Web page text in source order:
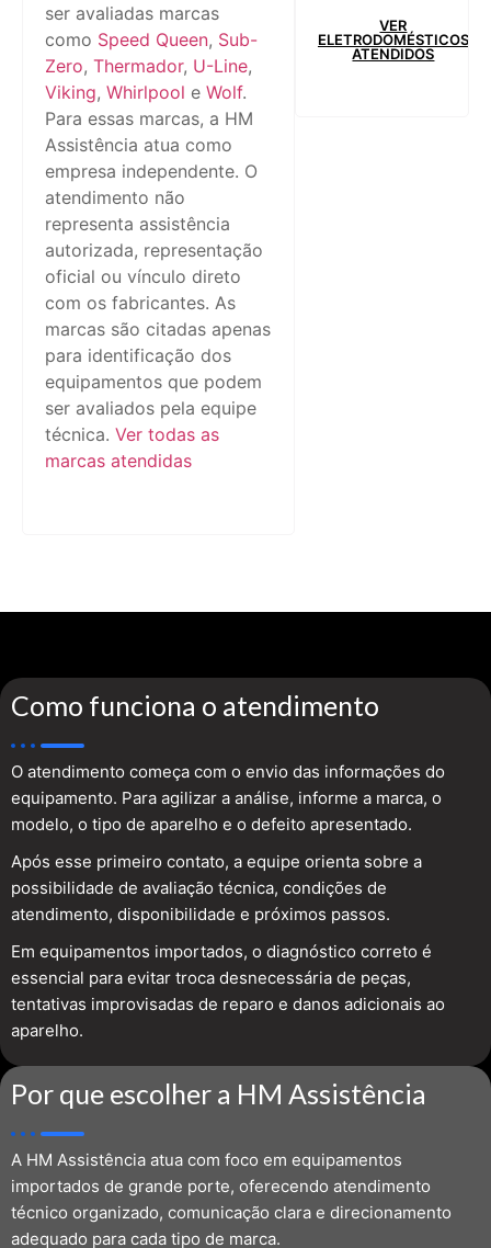
ser avaliadas marcas
como Speed Queen, Sub-
Zero, Thermador, U-Line,
Viking, Whirlpool e Wolf.
Para essas marcas, a HM
Assistência atua como
empresa independente. O
atendimento não
representa assistência
autorizada, representação
oficial ou vínculo direto
com os fabricantes. As
marcas são citadas apenas
para identificação dos
equipamentos que podem
ser avaliados pela equipe
técnica. Ver todas as
marcas atendidas
VER
ELETRODOMÉSTICOS
ATENDIDOS
Como funciona o atendimento
O atendimento começa com o envio das informações do
equipamento. Para agilizar a análise, informe a marca, o
modelo, o tipo de aparelho e o defeito apresentado.
Após esse primeiro contato, a equipe orienta sobre a
possibilidade de avaliação técnica, condições de
atendimento, disponibilidade e próximos passos.
Em equipamentos importados, o diagnóstico correto é
essencial para evitar troca desnecessária de peças,
tentativas improvisadas de reparo e danos adicionais ao
aparelho.
Por que escolher a HM Assistência
A HM Assistência atua com foco em equipamentos
importados de grande porte, oferecendo atendimento
técnico organizado, comunicação clara e direcionamento
adequado para cada tipo de marca.